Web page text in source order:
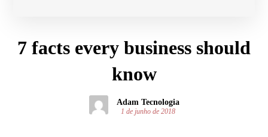
7 facts every business should
know
Adam Tecnologia
1 de junho de 2018